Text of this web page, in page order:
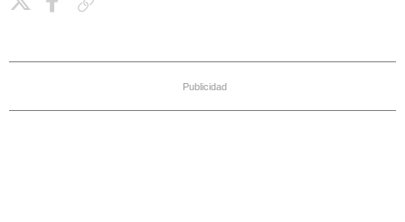
Publicidad